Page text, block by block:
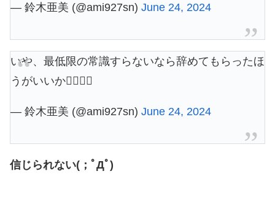
— 鈴木亜美 (@ami927sn) June 24, 2024
いや、最低限の常識すらないなら辞めてもらったほ
うがいいか😶‍🌫️😶‍🌫️
— 鈴木亜美 (@ami927sn) June 24, 2024
信じられない(；ﾟДﾟ)